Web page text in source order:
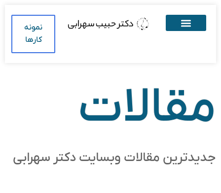
نمونه
کارها
مقالات
جدیدترین مقالات وبسایت دکتر سهرابی